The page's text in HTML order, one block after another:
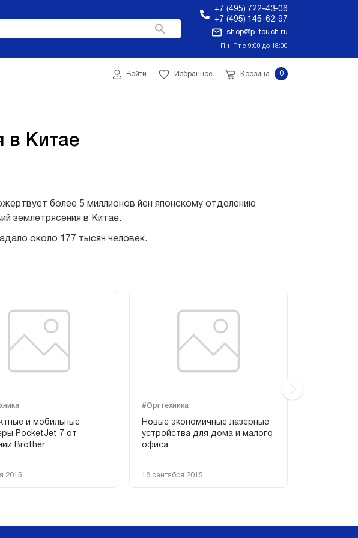
+7 (495) 722-43-06
+7 (495) 145-62-97
shop@p-touch.ru
Пн–Пт с 9:00 до 18:00
Войти Избранное Корзина 0
в Китае
более 5 миллионов йен японскому отделению
землетрясения в Китае.
около 177 тысяч человек.
и мобильные
PocketJet 7 от
Brother
2015
Новые экономичные лазерные
устройства для дома и малого
офиса
18 сентября 2015
#Оргтехника